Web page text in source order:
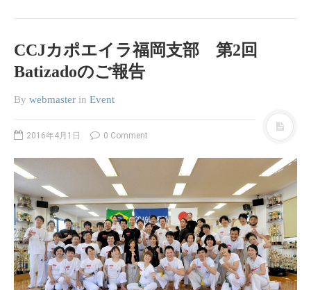
Event
CCJカポエイラ福岡支部 第2回
Batizadoのご報告
By webmaster in Event
2016年4月1日 0 Comment